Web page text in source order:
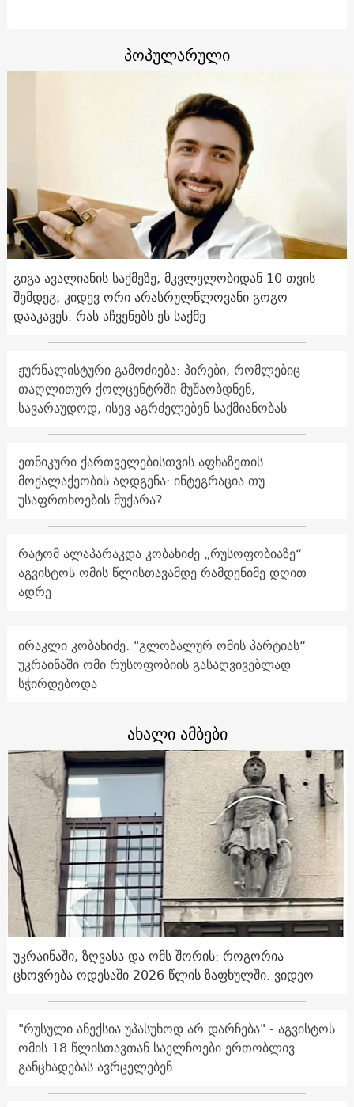
პოპულარული
გიგა ავალიანის საქმეზე, მკვლელობიდან 10 თვის
შემდეგ, კიდევ ორი არასრულწლოვანი გოგო
დააკავეს. რას აჩვენებს ეს საქმე
ჟურნალისტური გამოძიება: პირები, რომლებიც
თაღლითურ ქოლცენტრში მუშაობდნენ,
სავარაუდოდ, ისევ აგრძელებენ საქმიანობას
ეთნიკური ქართველებისთვის აფხაზეთის
მოქალაქეობის აღდგენა: ინტეგრაცია თუ
უსაფრთხოების მუქარა?
რატომ ალაპარაკდა კობახიძე „რუსოფობიაზე“
აგვისტოს ომის წლისთავამდე რამდენიმე დღით
ადრე
ირაკლი კობახიძე: "გლობალურ ომის პარტიას“
უკრაინაში ომი რუსოფობიის გასაღვივებლად
სჭირდებოდა
ახალი ამბები
უკრაინაში, ზღვასა და ომს შორის: როგორია
ცხოვრება ოდესაში 2026 წლის ზაფხულში. ვიდეო
"რუსული ანექსია უპასუხოდ არ დარჩება" - აგვისტოს
ომის 18 წლისთავთან საელჩოები ერთობლივ
განცხადებას ავრცელებენ